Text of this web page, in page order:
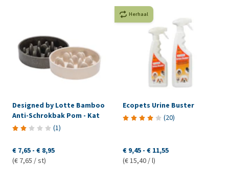
Designed by Lotte Bamboo
Anti-Schrokbak Pom - Kat
(1)
€ 7,65 - € 8,95
(€ 7,65 / st)
Herhaal
Ecopets Urine Buster
(20)
€ 9,45 - € 11,55
(€ 15,40 / l)